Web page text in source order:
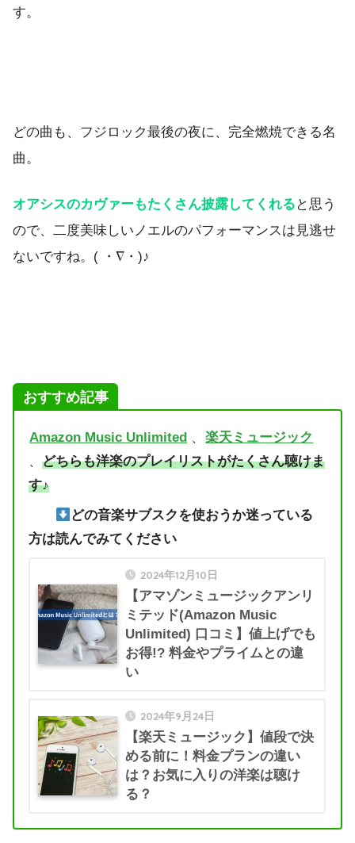
す。
どの曲も、フジロック最後の夜に、完全燃焼できる名
曲。
オアシスのカヴァーもたくさん披露してくれる と思う
ので、二度美味しいノエルのパフォーマンスは見逃せ
ないですね。( ・∇・)♪
おすすめ記事
Amazon Music Unlimited 、 楽天ミュージック
、どちらも洋楽のプレイリストがたくさん聴けま
す♪
どの音楽サブスクを使おうか迷っている
方は読んでみてください
2024年12月10日
【アマゾンミュージックアンリ
ミテッド(Amazon Music
Unlimited) 口コミ】値上げでも
お得!? 料金やプライムとの違
い
2024年9月24日
【楽天ミュージック】値段で決
める前に！料金プランの違い
は？お気に入りの洋楽は聴け
る？